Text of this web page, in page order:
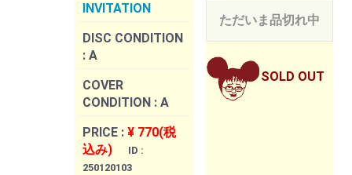
INVITATION
DISC CONDITION
: A
COVER
CONDITION : A
PRICE : ¥ 770(税
込み)
ID :
250120103
ただいま品切れ中
SOLD OUT